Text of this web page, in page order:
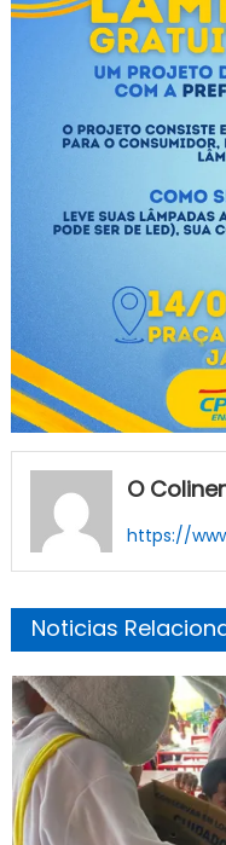
O
https://
Noticias